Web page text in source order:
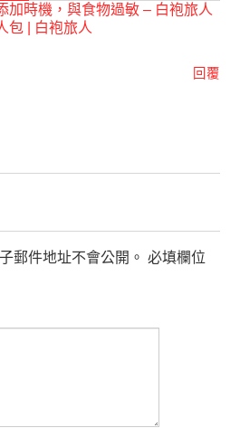
加時機，與食物過敏 – 白袍旅人
包 | 白袍旅人
回覆
郵件地址不會公開。 必填欄位